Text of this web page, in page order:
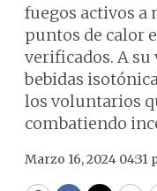
fuegos activos a
puntos de calor
verificados. A su
bebidas
los voluntarios
combatiendo
Marzo 16, 2024 04:31